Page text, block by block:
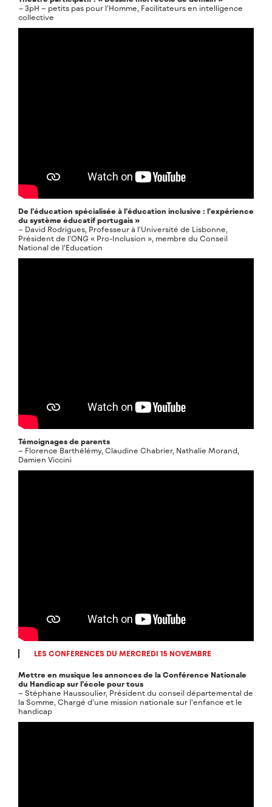
– 3pH – petits pas pour l’Homme, Facilitateurs en intelligence
collective
De l’éducation spécialisée à l’éducation inclusive : l’expérience
du système éducatif portugais »
– David Rodrigues, Professeur à l’Université de Lisbonne,
Président de l’ONG « Pro-Inclusion », membre du Conseil
National de l’Education
Témoignages de parents
– Florence Barthélémy, Claudine Chabrier, Nathalie Morand,
Damien Viccini
LES CONFERENCES DU MERCREDI 15 NOVEMBRE
Mettre en musique les annonces de la Conférence Nationale
du Handicap sur l’école pour tous
– Stéphane Haussoulier, Président du conseil départemental de
la Somme, Chargé d’une mission nationale sur l’enfance et le
handicap